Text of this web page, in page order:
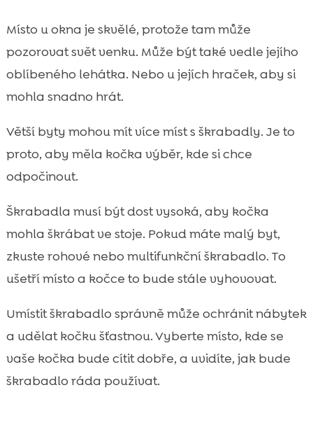
Místo u okna je skvělé, protože tam může
pozorovat svět venku. Může být také vedle jejího
oblíbeného lehátka. Nebo u jejích hraček, aby si
mohla snadno hrát.
Větší byty mohou mít více míst s škrabadly. Je to
proto, aby měla kočka výběr, kde si chce
odpočinout.
Škrabadla musí být dost vysoká, aby kočka
mohla škrábat ve stoje. Pokud máte malý byt,
zkuste rohové nebo multifunkční škrabadlo. To
ušetří místo a kočce to bude stále vyhovovat.
Umístit škrabadlo správně může ochránit nábytek
a udělat kočku šťastnou. Vyberte místo, kde se
vaše kočka bude cítit dobře, a uvidíte, jak bude
škrabadlo ráda používat.